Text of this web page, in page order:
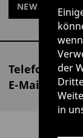
NEWSLETTER
Telefon
+49
E-Mail
der
in